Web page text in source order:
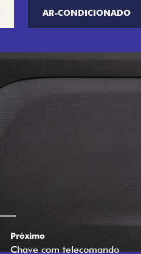
AR-CONDICIONADO
Próximo
Porta-luvas com iluminação
Next